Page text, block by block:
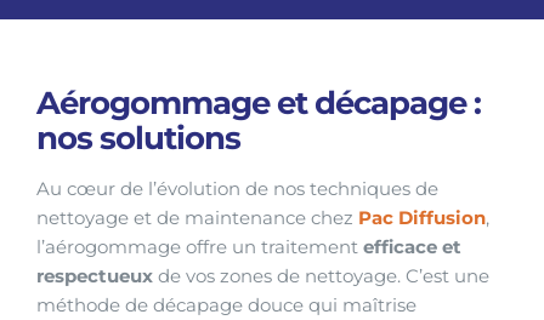
Aérogommage et décapage :
nos solutions
Au cœur de l’évolution de nos techniques de
nettoyage et de maintenance chez Pac Diffusion,
l’aérogommage offre un traitement efficace et
respectueux de vos zones de nettoyage. C’est une
méthode de décapage douce qui maîtrise